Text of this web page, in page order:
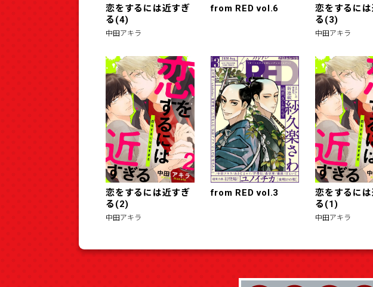
恋をするには近すぎ
る(4)
中田アキラ
from RED vol.6
恋をするに
る(3)
中田アキラ
恋をするには近すぎ
る(2)
中田アキラ
from RED vol.3
恋をするに
る(1)
中田アキラ